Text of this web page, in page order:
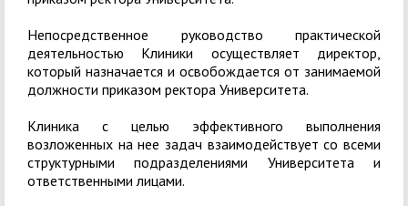
Непосредственное руководство практической
деятельностью Клиники осуществляет директор,
который назнача­ется и освобождается от занимаемой
должности приказом ректора Универси­тета.
Клиника с целью эффективного выполнения
возложенных на нее задач взаимодействует со всеми
структурными подразделениями Университета и
ответственными лицами.